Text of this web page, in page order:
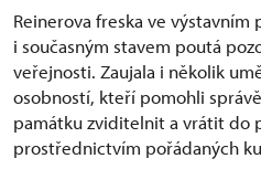
Reinerova freska ve
i současným stavem poutá
veřejnosti. Zaujala i několik
osobností, kteří pomohli
památku zviditelnit a vrátit do
prostřednictvím pořádaných